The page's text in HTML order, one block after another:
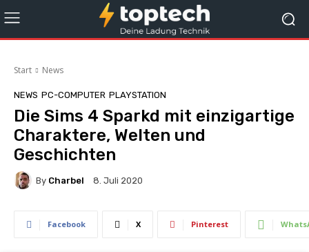
Start News
NEWS PC-COMPUTER PLAYSTATION
Die Sims 4 Sparkd mit einzigartige
Charaktere, Welten und
Geschichten
By Charbel 8. Juli 2020
Facebook X Pinterest